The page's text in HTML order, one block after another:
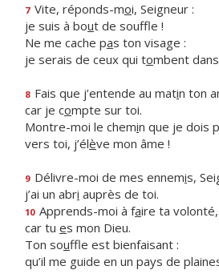
7 Vite, réponds-moi, Seigneur :
je suis à bout de souffle !
Ne me cache pas ton visage :
je serais de ceux qui tombent
8 Fais que j’entende au matin ton
car je compte sur toi.
Montre-moi le chemin que je dois
vers toi, j’élève mon âme !
9 Délivre-moi de mes ennemis,
j’ai un abri auprès de toi.
10 Apprends-moi à faire ta volonté,
car tu es mon Dieu.
Ton souffle est bienfaisant :
qu’il me guide en un pays de